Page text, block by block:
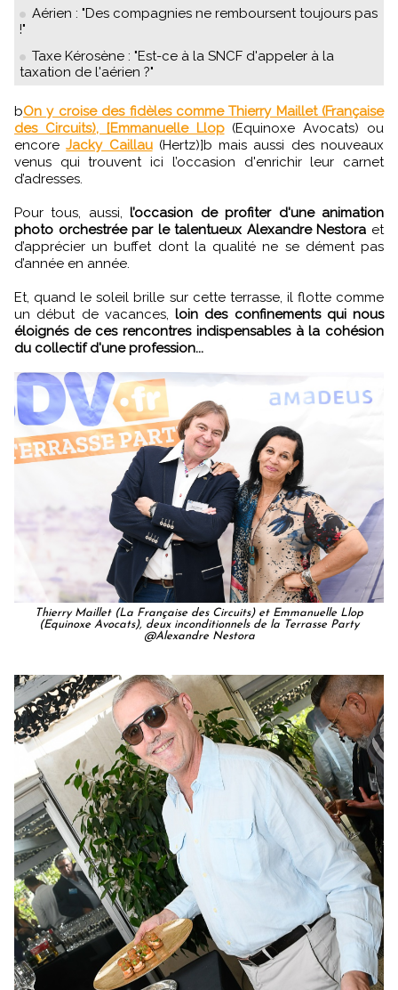
Aérien : "Des compagnies ne remboursent toujours pas
!"
Taxe Kérosène : "Est-ce à la SNCF d'appeler à la
taxation de l'aérien ?"
bOn y croise des fidèles comme Thierry Maillet (Française
des Circuits), [Emmanuelle Llop(Equinoxe Avocats) ou
encoreJacky Caillau(Hertz)]b mais aussi des nouveaux
venus qui trouvent ici l’occasion d'enrichir leur carnet
d’adresses.
Pour tous, aussi,l’occasion de profiter d'une animation
photo orchestrée par le talentueux Alexandre Nestora et
d’apprécier un buffet dont la qualité ne se dément pas
d’année en année.
Et, quand le soleil brille sur cette terrasse, il flotte comme
un début de vacances, loin des confinements qui nous
éloignés de ces rencontres indispensables à la cohésion
du collectif d'une profession...
Thierry Maillet (La Française des Circuits) et Emmanuelle Llop
(Equinoxe Avocats), deux inconditionnels de la Terrasse Party
@Alexandre Nestora